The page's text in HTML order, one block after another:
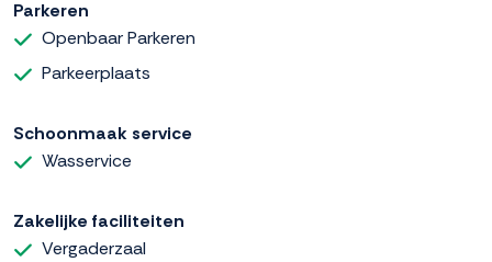
Parkeren
Openbaar Parkeren
Parkeerplaats
Schoonmaak service
Wasservice
Zakelijke faciliteiten
Vergaderzaal